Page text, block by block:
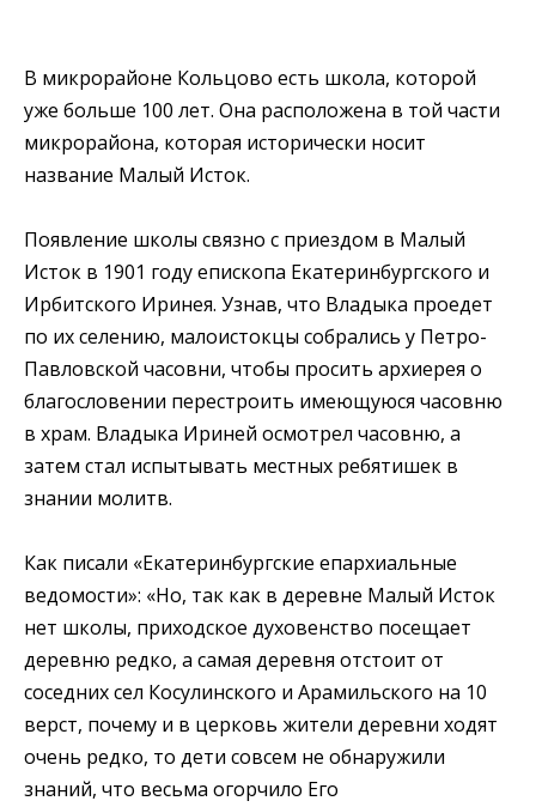
В микрорайоне Кольцово есть школа, которой
уже больше 100 лет. Она расположена в той части
микрорайона, которая исторически носит
название Малый Исток.
Появление школы связно с приездом в Малый
Исток в 1901 году епископа Екатеринбургского и
Ирбитского Иринея. Узнав, что Владыка проедет
по их селению, малоистокцы собрались у Петро-
Павловской часовни, чтобы просить архиерея о
благословении перестроить имеющуюся часовню
в храм. Владыка Ириней осмотрел часовню, а
затем стал испытывать местных ребятишек в
знании молитв.
Как писали «Екатеринбургские епархиальные
ведомости»: «Но, так как в деревне Малый Исток
нет школы, приходское духовенство посещает
деревню редко, а самая деревня отстоит от
соседних сел Косулинского и Арамильского на 10
верст, почему и в церковь жители деревни ходят
очень редко, то дети совсем не обнаружили
знаний, что весьма огорчило Его